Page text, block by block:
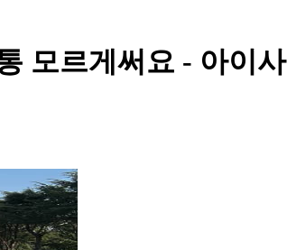
모르게써요 - 아이사